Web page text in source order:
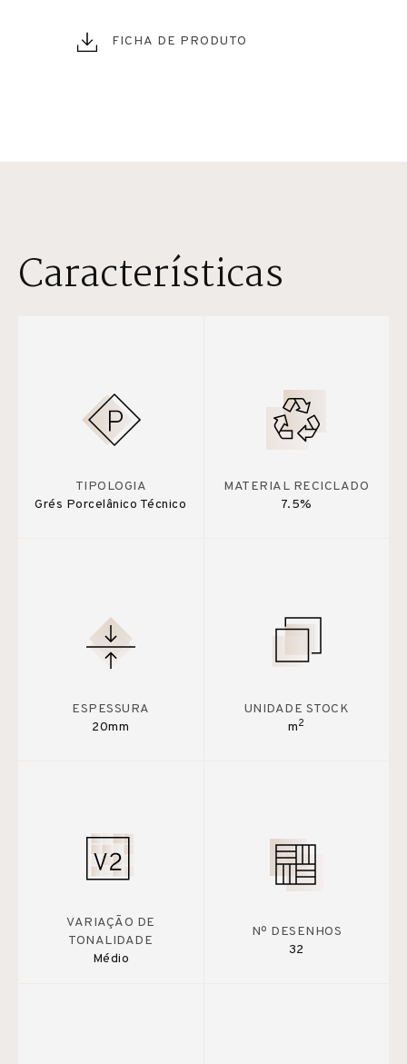
FICHA DE PRODUTO
Características
TIPOLOGIA
Grés Porcelânico Técnico
MATERIAL RECICLADO
7.5%
ESPESSURA
20mm
UNIDADE STOCK
m2
VARIAÇÃO DE
TONALIDADE
Médio
Nº DESENHOS
32